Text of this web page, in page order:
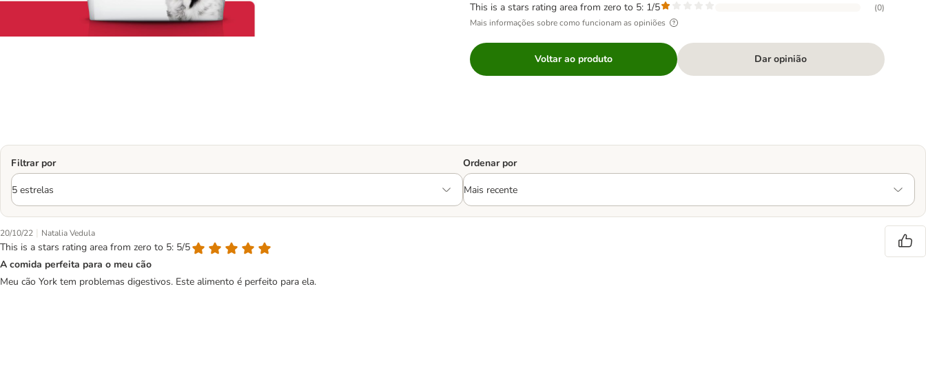
This is a stars rating area from zero to 5: 1/5 (0)
Mais informações sobre como funcionam as opiniões
Voltar ao produto Dar opinião
Filtrar por Ordenar por
20/10/22 | Natalia Vedula
This is a stars rating area from zero to 5: 5/5
A comida perfeita para o meu cão
Meu cão York tem problemas digestivos. Este alimento é perfeito para ela.